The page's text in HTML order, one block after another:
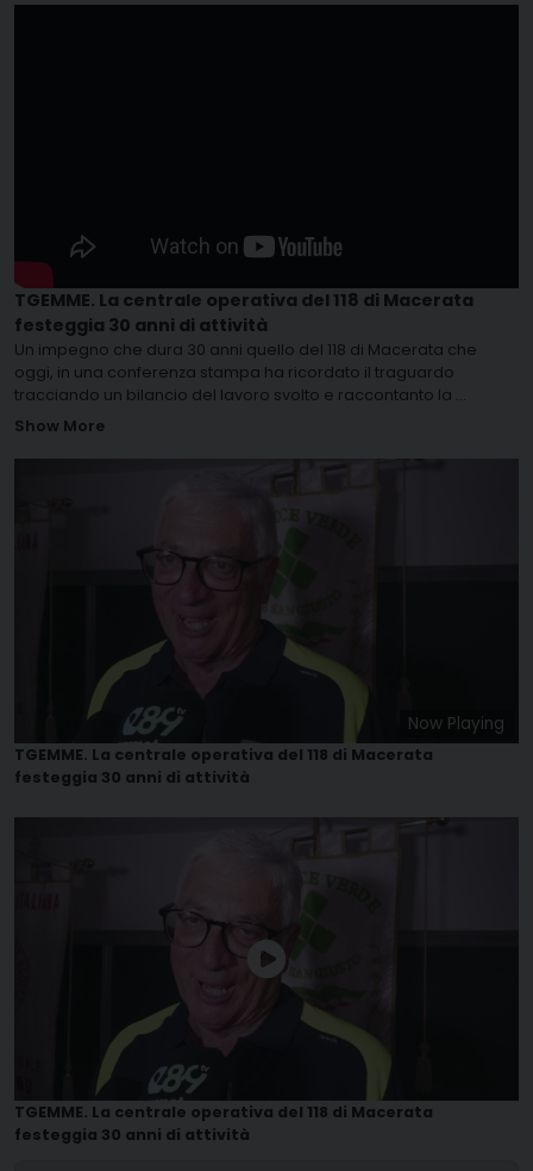
TGEMME. La centrale operativa del 118 di Macerata
festeggia 30 anni di attività
Un impegno che dura 30 anni quello del 118 di Macerata che
oggi, in una conferenza stampa ha ricordato il traguardo
tracciando un bilancio del lavoro svolto e raccontanto la ...
Show More
Now Playing
TGEMME. La centrale operativa del 118 di Macerata
festeggia 30 anni di attività
TGEMME. La centrale operativa del 118 di Macerata
festeggia 30 anni di attività